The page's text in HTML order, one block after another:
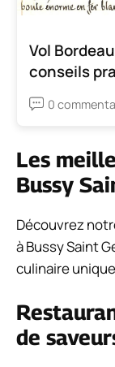
Vol
conseils
0
Les
Bussy
Découvrez
à Bussy Saint
culinaire
de